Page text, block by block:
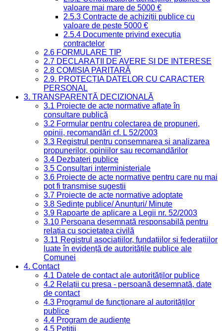
valoare mai mare de 5000 €
2.5.3 Contracte de achiziții publice cu
valoare de peste 5000 €
2.5.4 Documente privind execuția
contractelor
2.6 FORMULARE TIP
2.7 DECLARAȚII DE AVERE ȘI DE INTERESE
2.8 COMISIA PARITARĂ
2.9. PROTECȚIA DATELOR CU CARACTER
PERSONAL
3. TRANSPARENȚĂ DECIZIONALĂ
3.1 Proiecte de acte normative aflate în
consultare publică
3.2 Formular pentru colectarea de propuneri,
opinii, recomandări cf. L 52/2003
3.3 Registrul pentru consemnarea și analizarea
propunerilor, opiniilor sau recomandărilor
3.4 Dezbateri publice
3.5 Consultari interministeriale
3.6 Proiecte de acte normative pentru care nu mai
pot fi transmise sugestii
3.7 Proiecte de acte normative adoptate
3.8 Ședințe publice/ Anunțuri/ Minute
3.9 Rapoarte de aplicare a Legii nr. 52/2003
3.10 Persoana desemnată responsabilă pentru
relația cu societatea civilă
3.11 Registrul asociațiilor, fundațiilor și federațiilor
luate în evidență de autoritățile publice ale
Comunei
4. Contact
4.1 Datele de contact ale autorităților publice
4.2 Relații cu presa - persoană desemnată, date
de contact
4.3 Programul de funcționare al autorităților
publice
4.4 Program de audiențe
4.5 Petiții